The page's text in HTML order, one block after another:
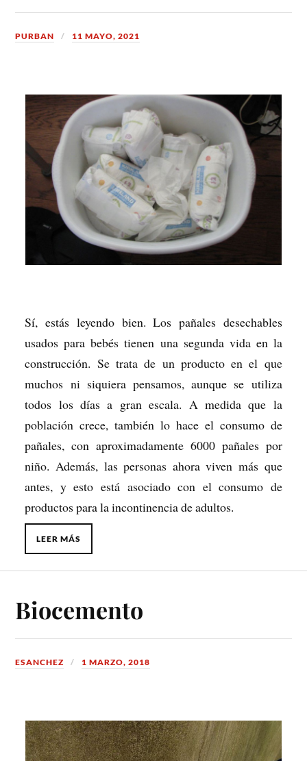
PURBAN 11 MAYO, 2021
Sí, estás leyendo bien. Los pañales desechables
usados para bebés tienen una segunda vida en la
construcción. Se trata de un producto en el que
muchos ni siquiera pensamos, aunque se utiliza
todos los días a gran escala. A medida que la
población crece, también lo hace el consumo de
pañales, con aproximadamente 6000 pañales por
niño. Además, las personas ahora viven más que
antes, y esto está asociado con el consumo de
productos para la incontinencia de adultos.
LEER MÁS
Biocemento
ESANCHEZ 1 MARZO, 2018